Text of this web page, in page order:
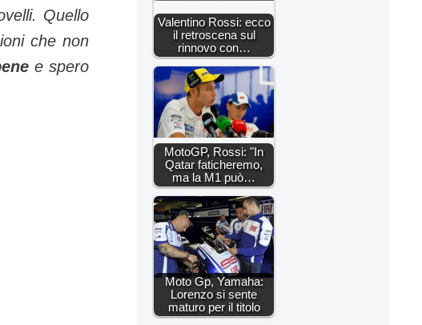
Quello
che non
e spero
Valentino Rossi: ecco
il retroscena sul
rinnovo con…
MotoGP, Rossi: "In
Qatar faticheremo,
ma la M1 può…
Moto Gp, Yamaha:
Lorenzo si sente
maturo per il titolo